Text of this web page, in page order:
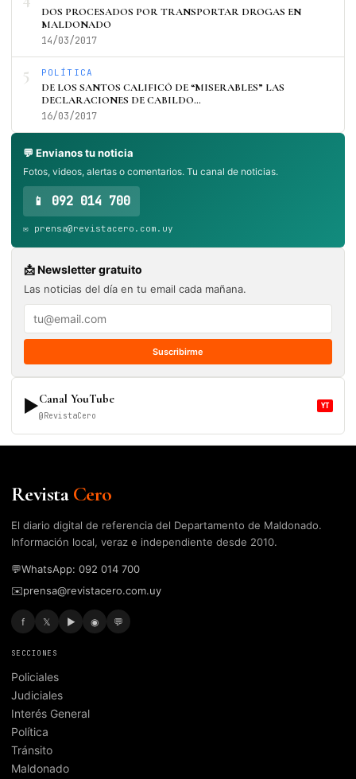
DOS PROCESADOS POR TRANSPORTAR DROGAS EN
MALDONADO
14/03/2017
5 POLÍTICA
DE LOS SANTOS CALIFICÓ DE “MISERABLES” LAS
DECLARACIONES DE CABILDO…
16/03/2017
💬 Envianos tu noticia
Fotos, videos, alertas o comentarios. Tu canal de noticias.
📱 092 014 700
✉️ prensa@revistacero.com.uy
📩 Newsletter gratuito
Las noticias del día en tu email cada mañana.
Suscribirme
▶Canal YouTube
@RevistaCero
YT
RevistaCero
El diario digital de referencia del Departamento de Maldonado.
Información local, veraz e independiente desde 2010.
💬WhatsApp: 092 014 700
✉️prensa@revistacero.com.uy
f 𝕏 ▶ ◉ 💬
SECCIONES
Policiales
Judiciales
Interés General
Política
Tránsito
Maldonado